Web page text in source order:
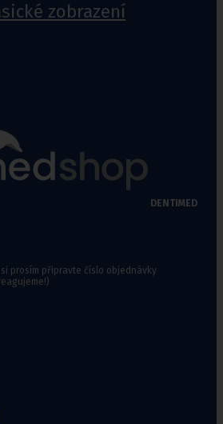
zobrazení
DENTIMED
prosím připravte číslo objednávky